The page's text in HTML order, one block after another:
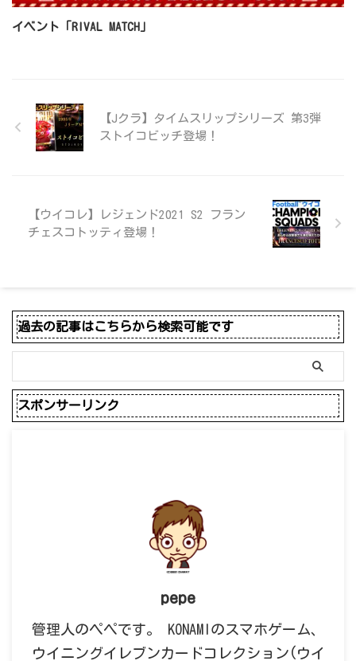
イベント「RIVAL MATCH」
【Jクラ】タイムスリップシリーズ 第3弾
ストイコビッチ登場！
【ウイコレ】レジェンド2021 S2 フラン
チェスコトッティ登場！
過去の記事はこちらから検索可能です
スポンサーリンク
pepe
管理人のペペです。 KONAMIのスマホゲーム、
ウイニングイレブンカードコレクション(ウイ